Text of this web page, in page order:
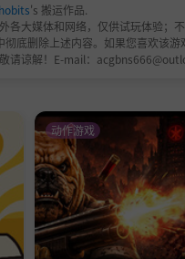
's 搬运作品.
各大媒体和网络，仅供试玩体验；
底删除上述内容。如果您喜欢该
请谅解！E-mail：
动作游戏